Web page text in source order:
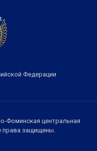
Федерации
центральная
защищены.